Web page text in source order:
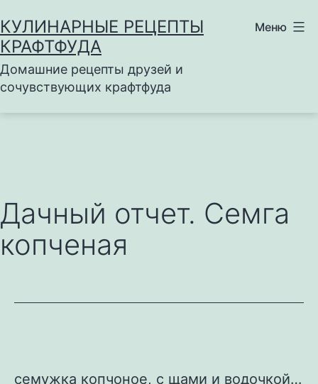
к
содержимому
КУЛИНАРНЫЕ РЕЦЕПТЫ
КРАФТФУДА
Домашние рецепты друзей и
сочувствующих крафтфуда
Меню
Дачный отчет. Семга
копченая
семужка копчоное, с щами и водочкой…